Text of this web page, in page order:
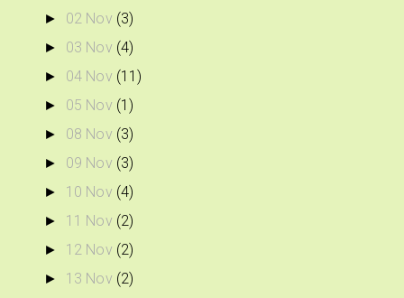
► 02 Nov (3)
► 03 Nov (4)
► 04 Nov (11)
► 05 Nov (1)
► 08 Nov (3)
► 09 Nov (3)
► 10 Nov (4)
► 11 Nov (2)
► 12 Nov (2)
► 13 Nov (2)